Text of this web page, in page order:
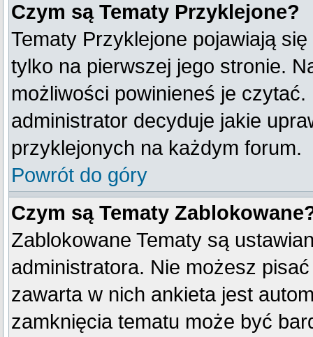
Czym są Tematy Przyklejone?
Tematy Przyklejone pojawiają
tylko na pierwszej jego stronie.
możliwości powinieneś je czytać.
administrator decyduje jakie
przyklejonych na każdym forum.
Powrót do góry
Czym są Tematy
Zablokowane Tematy są
administratora. Nie możesz
zawarta w nich ankieta jest
zamknięcia tematu może być